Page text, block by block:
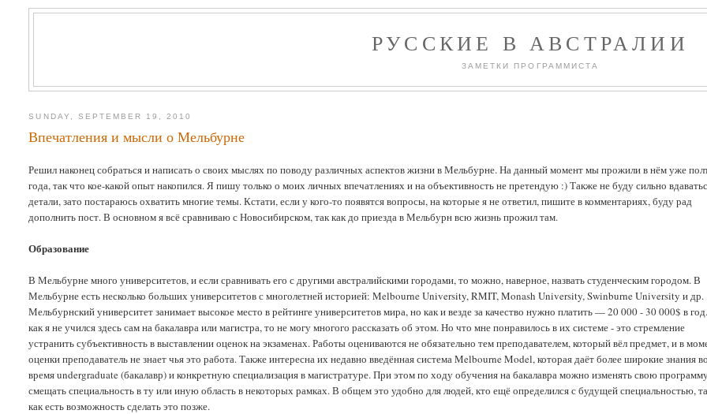
РУССКИЕ В АВСТРАЛИИ
ЗАМЕТКИ ПРОГРАММИСТА
SUNDAY, SEPTEMBER 19, 2010
Впечатления и мысли о Мельбурне
Решил наконец собраться и написать о своих мыслях по поводу различных аспектов жизни в Мельбурне. На данный момент мы прожили в нём уже
года, так что кое-какой опыт накопился. Я пишу только о моих личных впечатлениях и на объективность не претендую :) Также не буду сильно
детали, зато постараюсь охватить многие темы. Кстати, если у кого-то появятся вопросы, на которые я не ответил, пишите в комментариях, буду рад
дополнить пост. В основном я всё сравниваю с Новосибирском, так как до приезда в Мельбурн всю жизнь прожил там.
Образование
В Мельбурне много университетов, и если сравнивать его с другими австралийскими городами, то можно, наверное, назвать студенческим городом. В
Мельбурне есть несколько больших университетов с многолетней историей: Melbourne University, RMIT, Monash University, Swinburne University и др.
Мельбурнский университет занимает высокое место в рейтинге университетов мира, но как и везде за качество нужно платить — 20 000 - 30 000$ в
как я не учился здесь сам на бакалавра или магистра, то не могу многого рассказать об этом. Но что мне понравилось в их системе - это стремление
устранить субъективность в выставлении оценок на экзаменах. Работы оцениваются не обязательно тем преподавателем, который вёл предмет, и в
оценки преподаватель не знает чья это работа. Также интересна их недавно введённая система Melbourne Model, которая даёт более широкие знания во
время undergraduate (бакалавр) и конкретную специализация в магистратуре. При этом по ходу обучения на бакалавра можно изменять свою
смещать специальность в ту или иную область в некоторых рамках. В общем это удобно для людей, кто ещё определился с будущей специальностью,
как есть возможность сделать это позже.